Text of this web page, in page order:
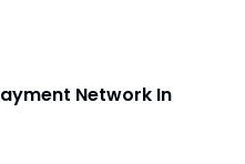
Network In